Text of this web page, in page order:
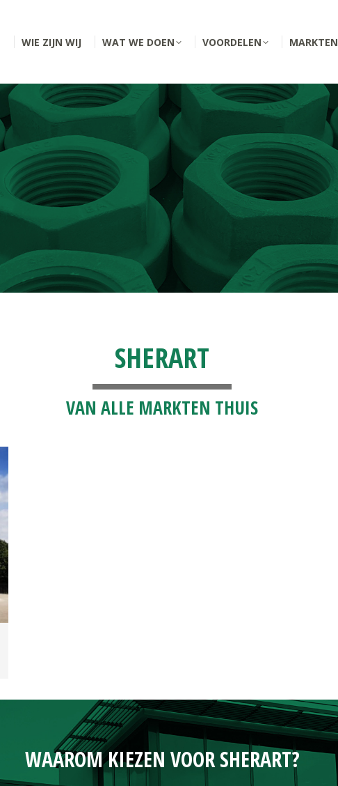
WIE ZIJN WIJ WAT WE DOEN VOORDELEN MARKTEN
SHERART
VAN ALLE MARKTEN THUIS
WAAROM KIEZEN VOOR SHERART?